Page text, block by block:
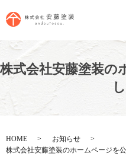
株式会社安藤塗装の
HOME
お知らせ
株式会社安藤塗装のホームページを公